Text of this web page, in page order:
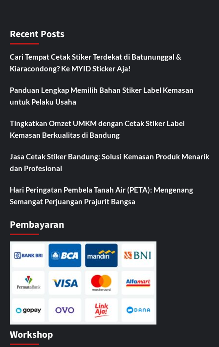
Recent Posts
Cari Tempat Cetak Stiker Terdekat di Batununggal &
Kiaracondong? Ke MYID Sticker Aja!
Panduan Lengkap Memilih Bahan Stiker Label Kemasan
untuk Pelaku Usaha
Tingkatkan Omzet UMKM dengan Cetak Stiker Label
Kemasan Berkualitas di Bandung
Jasa Cetak Stiker Bandung: Solusi Kemasan Produk Menarik
dan Profesional
Hari Peringatan Pembela Tanah Air (PETA): Mengenang
Semangat Perjuangan Prajurit Bangsa
Pembayaran
Workshop